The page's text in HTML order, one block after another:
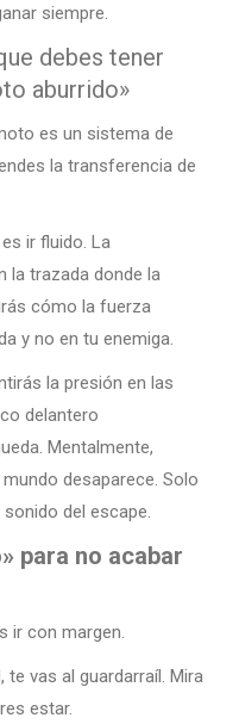
siempre.
debes tener
aburrido»
es un sistema de
la transferencia de
ir fluido. La
la trazada donde la
cómo la fuerza
y no en tu enemiga.
la presión en las
delantero
Mentalmente,
desaparece. Solo
del escape.
para no acabar
ir con margen.
te vas al guardarraíl. Mira
estar.